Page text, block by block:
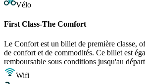
Vélo
First Class-The Comfort
Le Confort est un billet de première classe,
de confort et de commodités. Ce billet est
remboursable sous conditions jusqu'au
Wifi